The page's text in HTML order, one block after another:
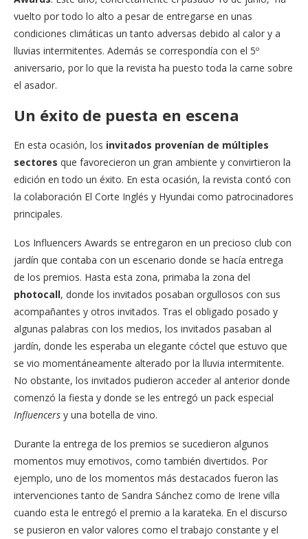
vuelto por todo lo alto a pesar de entregarse en unas
condiciones climáticas un tanto adversas debido al calor y a
lluvias intermitentes. Además se correspondía con el 5º
aniversario, por lo que la revista ha puesto toda la carne sobre
el asador.
Un éxito de puesta en escena
En esta ocasión, los invitados provenían de múltiples
sectores que favorecieron un gran ambiente y convirtieron la
edición en todo un éxito. En esta ocasión, la revista contó con
la colaboración El Corte Inglés y Hyundai como patrocinadores
principales.
Los Influencers Awards se entregaron en un precioso club con
jardín que contaba con un escenario donde se hacía entrega
de los premios. Hasta esta zona, primaba la zona del
photocall, donde los invitados posaban orgullosos con sus
acompañantes y otros invitados. Tras el obligado posado y
algunas palabras con los medios, los invitados pasaban al
jardín, donde les esperaba un elegante cóctel que estuvo que
se vio momentáneamente alterado por la lluvia intermitente.
No obstante, los invitados pudieron acceder al anterior donde
comenzó la fiesta y donde se les entregó un pack especial
Influencers y una botella de vino.
Durante la entrega de los premios se sucedieron algunos
momentos muy emotivos, como también divertidos. Por
ejemplo, uno de los momentos más destacados fueron las
intervenciones tanto de Sandra Sánchez como de Irene villa
cuando esta le entregó el premio a la karateka. En el discurso
se pusieron en valor valores como el trabajo constante y el